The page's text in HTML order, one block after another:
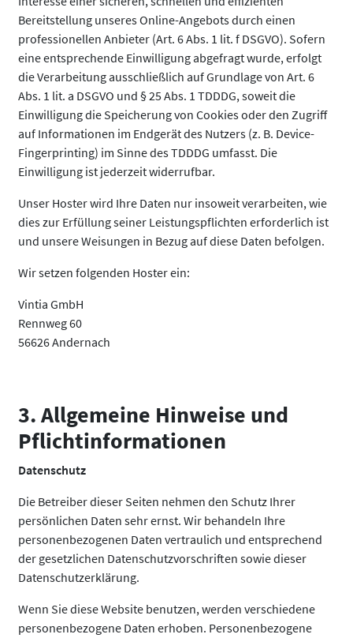
Bereitstellung unseres Online-Angebots durch einen
professionellen Anbieter (Art. 6 Abs. 1 lit. f DSGVO). Sofern
eine entsprechende Einwilligung abgefragt wurde, erfolgt
die Verarbeitung ausschließlich auf Grundlage von Art. 6
Abs. 1 lit. a DSGVO und § 25 Abs. 1 TDDDG, soweit die
Einwilligung die Speicherung von Cookies oder den Zugriff
auf Informationen im Endgerät des Nutzers (z. B. Device-
Fingerprinting) im Sinne des TDDDG umfasst. Die
Einwilligung ist jederzeit widerrufbar.
Unser Hoster wird Ihre Daten nur insoweit verarbeiten, wie
dies zur Erfüllung seiner Leistungspflichten erforderlich ist
und unsere Weisungen in Bezug auf diese Daten befolgen.
Wir setzen folgenden Hoster ein:
Vintia GmbH
Rennweg 60
56626 Andernach
3. Allgemeine Hinweise und
Pflichtinformationen
Datenschutz
Die Betreiber dieser Seiten nehmen den Schutz Ihrer
persönlichen Daten sehr ernst. Wir behandeln Ihre
personenbezogenen Daten vertraulich und entsprechend
der gesetzlichen Datenschutzvorschriften sowie dieser
Datenschutzerklärung.
Wenn Sie diese Website benutzen, werden verschiedene
personenbezogene Daten erhoben. Personenbezogene